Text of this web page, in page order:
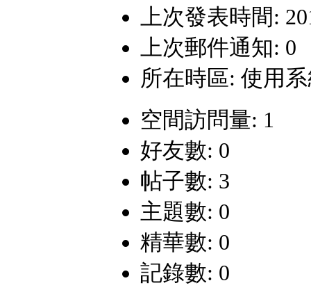
上次發表時間:
上次郵件通知: 0
所在時區: 使用
空間訪問量: 1
好友數: 0
帖子數: 3
主題數: 0
精華數: 0
記錄數: 0